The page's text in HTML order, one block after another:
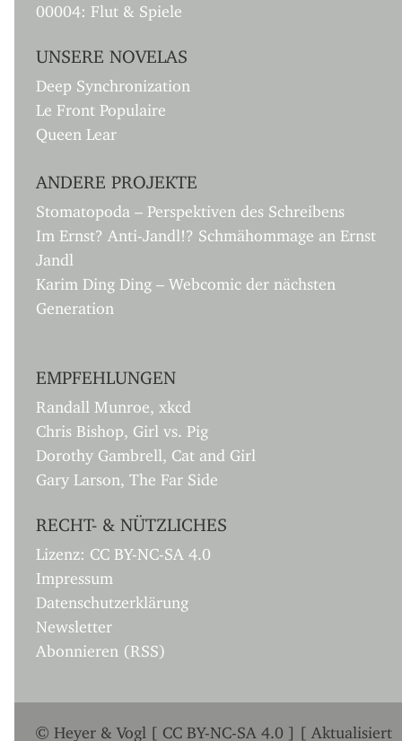
00004: Flut & Spiele
UNSERE NOVELAS
Deep Synchronization
Le Front Populaire
Queen Lear
ANDERE PROJEKTE
Stomatopoda – Perspektiven des Schreibens
Im Ernst? Anti-Jandl!? Schmähommage an Ernst
Jandl
Karim Ding Ding – Webcomic der nächsten
Generation
EMPFEHLUNGEN
Randall Munroe, xkcd
Chris Bishop, Girl vs. Pig
Dorothy Gambrell, Cat and Girl
Gary Larson, The Far Side
RECHT- & NÜTZLICHES
Lizenz: CC BY-NC-SA 4.0
Impressum
Datenschutzerklärung
Newsletter
Abonnieren (RSS)
© Heyer & Vogl [ CC BY-NC-SA 4.0 ] [ Aktualisiert